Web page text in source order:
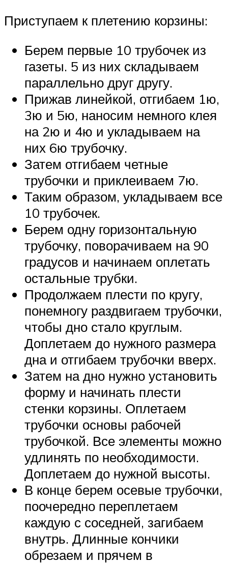
Приступаем к плетению корзины:
Берем первые 10 трубочек из
газеты. 5 из них складываем
параллельно друг другу.
Прижав линейкой, отгибаем 1ю,
3ю и 5ю, наносим немного клея
на 2ю и 4ю и укладываем на
них 6ю трубочку.
Затем отгибаем четные
трубочки и приклеиваем 7ю.
Таким образом, укладываем все
10 трубочек.
Берем одну горизонтальную
трубочку, поворачиваем на 90
градусов и начинаем оплетать
остальные трубки.
Продолжаем плести по кругу,
понемногу раздвигаем трубочки,
чтобы дно стало круглым.
Доплетаем до нужного размера
дна и отгибаем трубочки вверх.
Затем на дно нужно установить
форму и начинать плести
стенки корзины. Оплетаем
трубочки основы рабочей
трубочкой. Все элементы можно
удлинять по необходимости.
Доплетаем до нужной высоты.
В конце берем осевые трубочки,
поочередно переплетаем
каждую с соседней, загибаем
внутрь. Длинные кончики
обрезаем и прячем в